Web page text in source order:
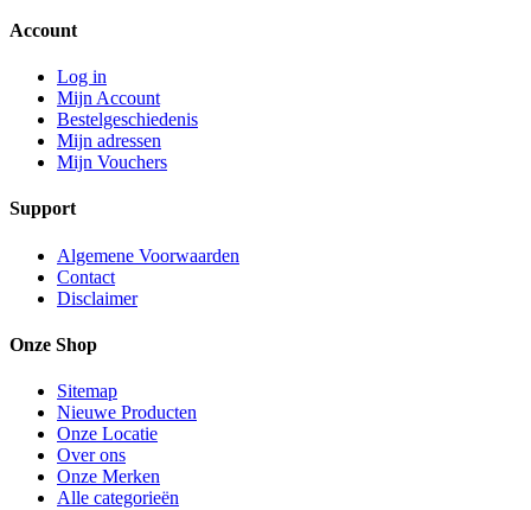
Account
Log in
Mijn Account
Bestelgeschiedenis
Mijn adressen
Mijn Vouchers
Support
Algemene Voorwaarden
Contact
Disclaimer
Onze Shop
Sitemap
Nieuwe Producten
Onze Locatie
Over ons
Onze Merken
Alle categorieën